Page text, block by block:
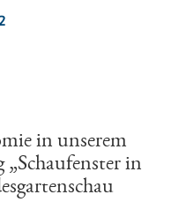
in unserem
in